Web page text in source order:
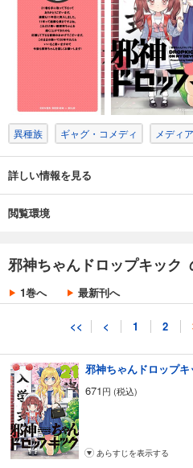
異種族 ギャグ・コメディ メディ
詳しい情報を見る
閲覧環境
邪神ちゃんドロップキック
1巻へ 最新刊へ
<< < 1 2
邪神ちゃんドロップ
627円 (税込)
あらすじを表示する
邪神ちゃんドロップ
671円 (税込)
邪神ちゃんドロップキ
671 円 (税込)
邪神ちゃんドロップキ
671円 (税込)
あらすじを表示する